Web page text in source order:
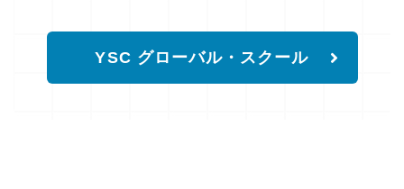
YSC グローバル・スクール